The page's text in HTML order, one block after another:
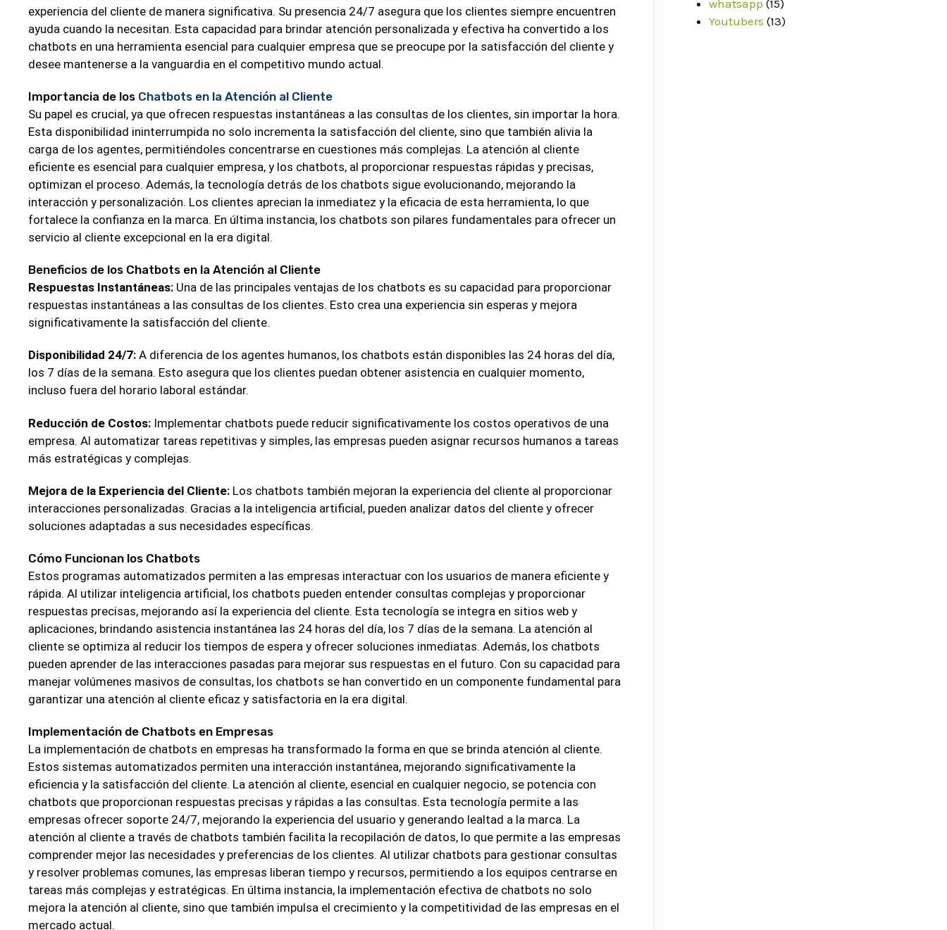
experiencia del cliente de manera significativa. Su presencia 24/7 asegura que los clientes siempre encuentren
ayuda cuando la necesitan. Esta capacidad para brindar atención personalizada y efectiva ha convertido a los
chatbots en una herramienta esencial para cualquier empresa que se preocupe por la satisfacción del cliente y
desee mantenerse a la vanguardia en el competitivo mundo actual.
Importancia de los Chatbots en la Atención al Cliente
Su papel es crucial, ya que ofrecen respuestas instantáneas a las consultas de los clientes, sin importar la hora.
Esta disponibilidad ininterrumpida no solo incrementa la satisfacción del cliente, sino que también alivia la
carga de los agentes, permitiéndoles concentrarse en cuestiones más complejas. La atención al cliente
eficiente es esencial para cualquier empresa, y los chatbots, al proporcionar respuestas rápidas y precisas,
optimizan el proceso. Además, la tecnología detrás de los chatbots sigue evolucionando, mejorando la
interacción y personalización. Los clientes aprecian la inmediatez y la eficacia de esta herramienta, lo que
fortalece la confianza en la marca. En última instancia, los chatbots son pilares fundamentales para ofrecer un
servicio al cliente excepcional en la era digital.
Beneficios de los Chatbots en la Atención al Cliente
Respuestas Instantáneas: Una de las principales ventajas de los chatbots es su capacidad para proporcionar
respuestas instantáneas a las consultas de los clientes. Esto crea una experiencia sin esperas y mejora
significativamente la satisfacción del cliente.
Disponibilidad 24/7: A diferencia de los agentes humanos, los chatbots están disponibles las 24 horas del día,
los 7 días de la semana. Esto asegura que los clientes puedan obtener asistencia en cualquier momento,
incluso fuera del horario laboral estándar.
Reducción de Costos: Implementar chatbots puede reducir significativamente los costos operativos de una
empresa. Al automatizar tareas repetitivas y simples, las empresas pueden asignar recursos humanos a tareas
más estratégicas y complejas.
Mejora de la Experiencia del Cliente: Los chatbots también mejoran la experiencia del cliente al proporcionar
interacciones personalizadas. Gracias a la inteligencia artificial, pueden analizar datos del cliente y ofrecer
soluciones adaptadas a sus necesidades específicas.
Cómo Funcionan los Chatbots
Estos programas automatizados permiten a las empresas interactuar con los usuarios de manera eficiente y
rápida. Al utilizar inteligencia artificial, los chatbots pueden entender consultas complejas y proporcionar
respuestas precisas, mejorando así la experiencia del cliente. Esta tecnología se integra en sitios web y
aplicaciones, brindando asistencia instantánea las 24 horas del día, los 7 días de la semana. La atención al
cliente se optimiza al reducir los tiempos de espera y ofrecer soluciones inmediatas. Además, los chatbots
pueden aprender de las interacciones pasadas para mejorar sus respuestas en el futuro. Con su capacidad para
manejar volúmenes masivos de consultas, los chatbots se han convertido en un componente fundamental para
garantizar una atención al cliente eficaz y satisfactoria en la era digital.
Implementación de Chatbots en Empresas
La implementación de chatbots en empresas ha transformado la forma en que se brinda atención al cliente.
Estos sistemas automatizados permiten una interacción instantánea, mejorando significativamente la
eficiencia y la satisfacción del cliente. La atención al cliente, esencial en cualquier negocio, se potencia con
chatbots que proporcionan respuestas precisas y rápidas a las consultas. Esta tecnología permite a las
empresas ofrecer soporte 24/7, mejorando la experiencia del usuario y generando lealtad a la marca. La
atención al cliente a través de chatbots también facilita la recopilación de datos, lo que permite a las empresas
comprender mejor las necesidades y preferencias de los clientes. Al utilizar chatbots para gestionar consultas
y resolver problemas comunes, las empresas liberan tiempo y recursos, permitiendo a los equipos centrarse en
tareas más complejas y estratégicas. En última instancia, la implementación efectiva de chatbots no solo
mejora la atención al cliente, sino que también impulsa el crecimiento y la competitividad de las empresas en el
mercado actual.
whatsapp (15)
Youtubers (13)